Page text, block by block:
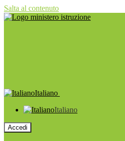
Salta al contenuto
Italiano
Italiano
Accedi